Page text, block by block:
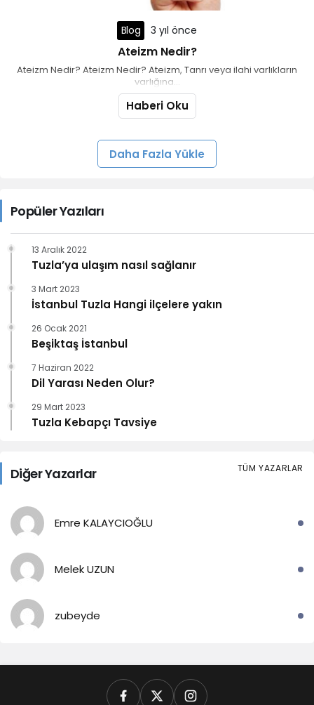
Blog 3 yıl önce
Ateizm Nedir?
Ateizm Nedir? Ateizm Nedir? Ateizm, Tanrı veya ilahi varlıkların
varlığına...
Haberi Oku
Daha Fazla Yükle
Popüler Yazıları
Tuzla’ya ulaşım nasıl sağlanır
13 Aralık 2022
İstanbul Tuzla Hangi ilçelere yakın
3 Mart 2023
Beşiktaş İstanbul
26 Ocak 2021
Dil Yarası Neden Olur?
7 Haziran 2022
Tuzla Kebapçı Tavsiye
29 Mart 2023
Diğer Yazarlar TÜM YAZARLAR
Emre KALAYCIOĞLU
Melek UZUN
zubeyde